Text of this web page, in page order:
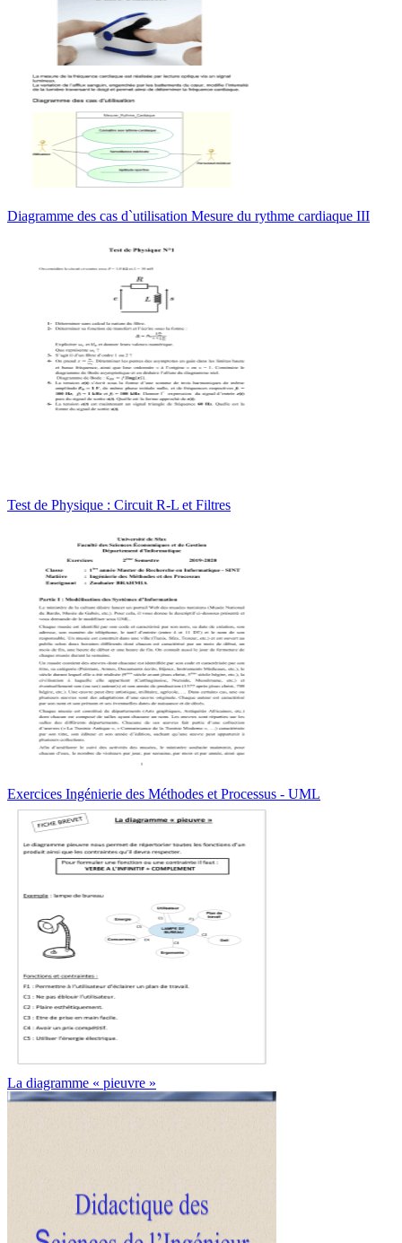
Diagramme des cas d`utilisation Mesure du rythme cardiaque III
Test de Physique : Circuit R-L et Filtres
Exercices Ingénierie des Méthodes et Processus - UML
La diagramme « pieuvre »